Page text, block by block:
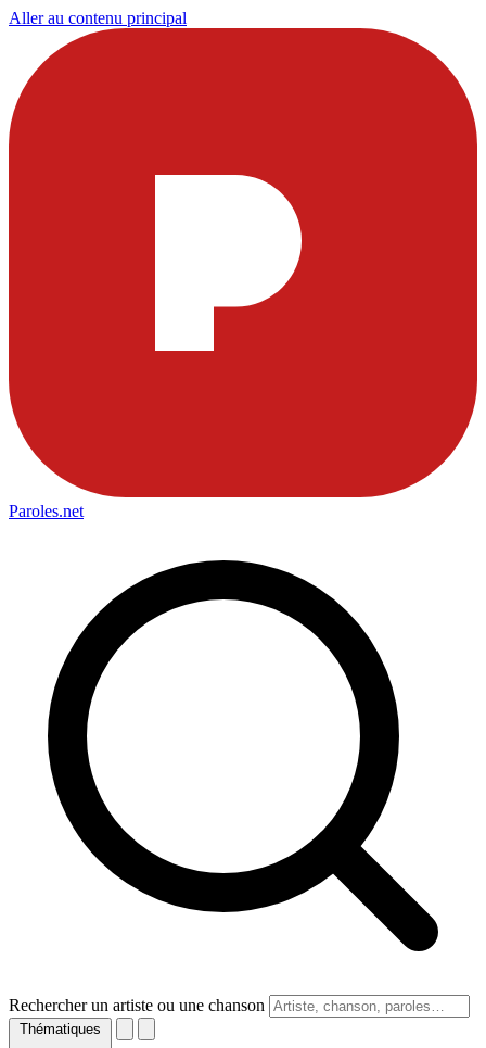
Aller au contenu principal
Paroles.net
Rechercher un artiste ou une chanson
Thématiques